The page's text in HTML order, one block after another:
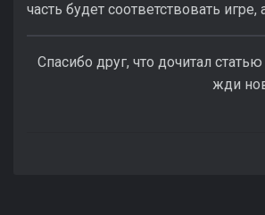
часть будет соответствовать
Спасибо друг, что дочитал
жди